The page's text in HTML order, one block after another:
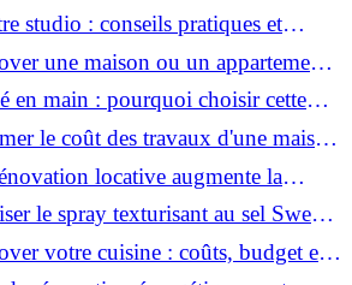
studio : conseils pratiques et
une maison ou un appartement
budget, étapes et astuces ?
en main : pourquoi choisir cette
faire attention ?
le coût des travaux d'une maison
locative augmente la
parc immobilier ?
le spray texturisant au sel Sweet
effet plage ?
votre cuisine : coûts, budget et